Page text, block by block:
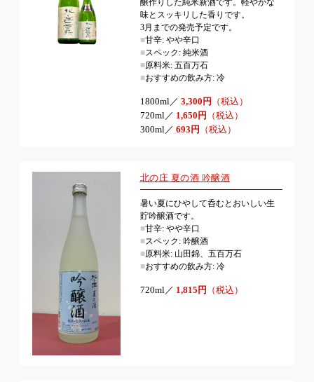
醸作りした純米新酒です。軽やかな
味とスッキリした香りです。
3月までの発売予定です。
■甘辛: やや辛口
■スペック: 純米酒
■原料米: 五百万石
■おすすめの飲み方: 冷
1800ml／ 3,300円 （税込）
720ml／ 1,650円 （税込）
300ml／ 693円 （税込）
北の庄 夏の酒 吟醸酒
暑い夏にひやして呑むとおいしい生
貯吟醸酒です。
■甘辛: やや辛口
■スペック: 吟醸酒
■原料米: 山田錦、五百万石
■おすすめの飲み方: 冷
720ml／ 1,815円 （税込）